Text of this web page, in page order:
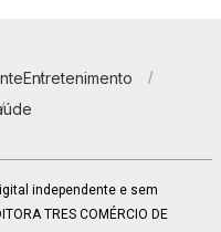
Entretenimento
independente e sem
TRES COMÉRCIO DE